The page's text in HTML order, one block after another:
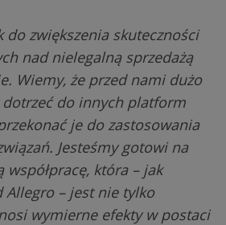
do zwiększenia skuteczności
nad nielegalną sprzedażą
Wiemy, że przed nami dużo
do innych platform
je do zastosowania
Jesteśmy gotowi na
współpracę, która – jak
Allegro – jest nie tylko
wymierne efekty w postaci